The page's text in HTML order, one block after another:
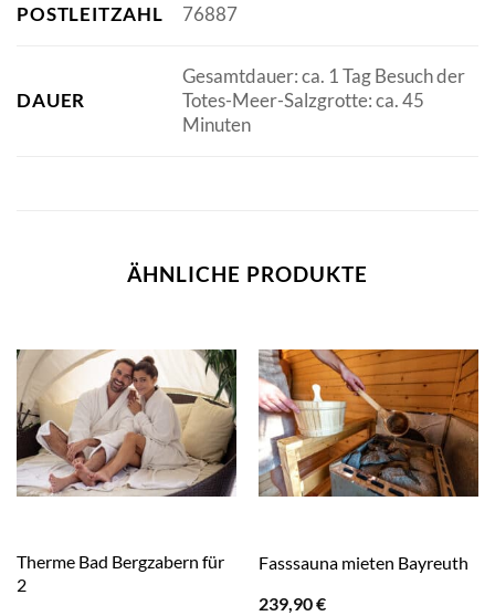
POSTLEITZAHL 76887
DAUER
Gesamtdauer: ca. 1 Tag Besuch der
Totes-Meer-Salzgrotte: ca. 45
Minuten
ÄHNLICHE PRODUKTE
Therme Bad Bergzabern für
2
Fasssauna mieten Bayreuth
239,90€